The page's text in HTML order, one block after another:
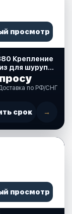
просмотр
Крепление
для шурупа
латунь
по РФ/СНГ
срок →
просмотр